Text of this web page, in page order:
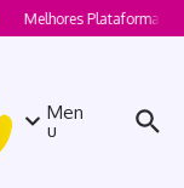
Melhores Plataformas
Men
u